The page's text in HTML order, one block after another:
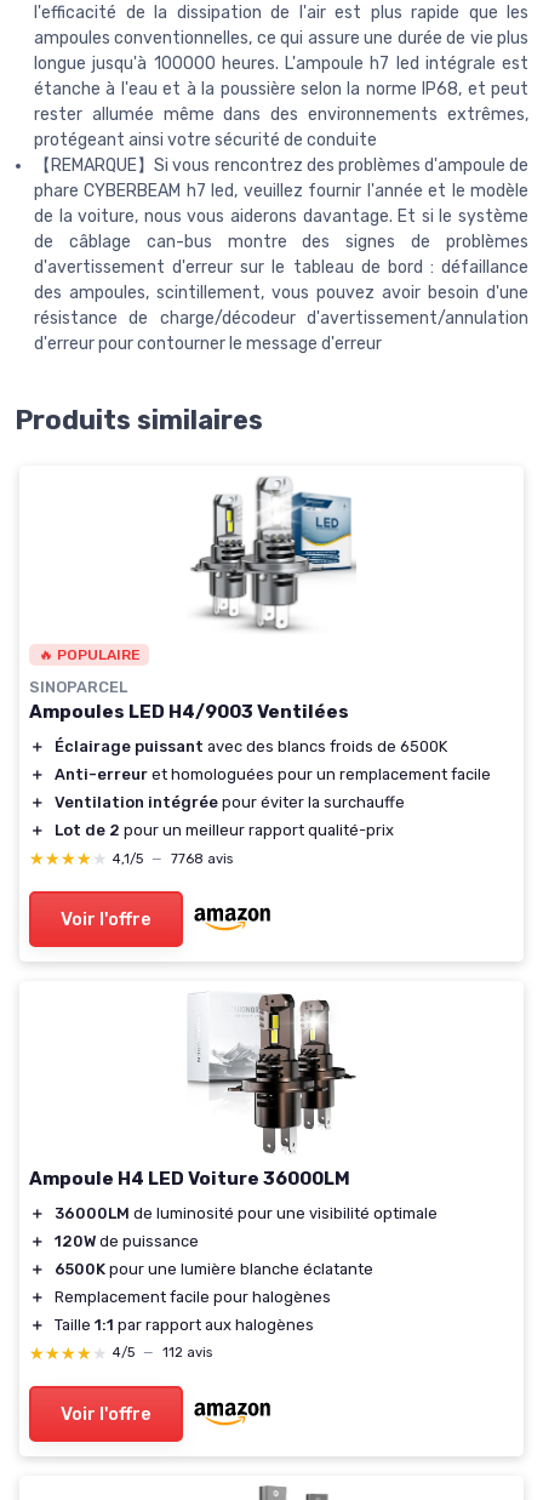
l'efficacité de la dissipation de l'air est plus rapide que les
ampoules conventionnelles, ce qui assure une durée de vie plus
longue jusqu'à 100000 heures. L'ampoule h7 led intégrale est
étanche à l'eau et à la poussière selon la norme IP68, et peut
rester allumée même dans des environnements extrêmes,
protégeant ainsi votre sécurité de conduite
【REMARQUE】Si vous rencontrez des problèmes d'ampoule de
phare CYBERBEAM h7 led, veuillez fournir l'année et le modèle
de la voiture, nous vous aiderons davantage. Et si le système
de câblage can-bus montre des signes de problèmes
d'avertissement d'erreur sur le tableau de bord : défaillance
des ampoules, scintillement, vous pouvez avoir besoin d'une
résistance de charge/décodeur d'avertissement/annulation
d'erreur pour contourner le message d'erreur
Produits similaires
🔥 POPULAIRE
SINOPARCEL
Ampoules LED H4/9003 Ventilées
＋ Éclairage puissant avec des blancs froids de 6500K
＋
Anti-erreur et homologuées pour un remplacement facile
＋
Ventilation intégrée pour éviter la surchauffe
＋
Lot de 2 pour un meilleur rapport qualité-prix
★★★★★
★★★★★ 4,1/5 — 7768 avis
Voir l'offre
Ampoule H4 LED Voiture 36000LM
＋ 36000LM de luminosité pour une visibilité optimale
＋
120W de puissance
＋
6500K pour une lumière blanche éclatante
＋
Remplacement facile pour halogènes
＋
Taille 1:1 par rapport aux halogènes
★★★★★
★★★★★ 4/5 — 112 avis
Voir l'offre